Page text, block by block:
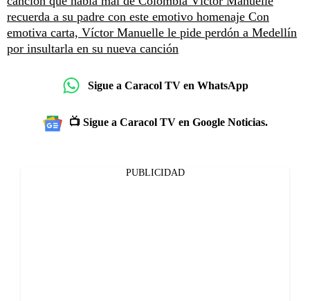
recuerda a su padre con este emotivo homenaje Con
emotiva carta, Víctor Manuelle le pide perdón a Medellín
por insultarla en su nueva canción
Sigue a Caracol TV en WhatsApp
📺 Sigue a Caracol TV en Google Noticias.
PUBLICIDAD